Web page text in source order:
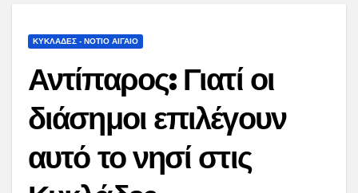
ΚΥΚΛΑΔΕΣ - ΝΟΤΙΟ ΑΙΓΑΙΟ
Αντίπαρος: Γιατί οι
διάσημοι επιλέγουν
αυτό το νησί στις